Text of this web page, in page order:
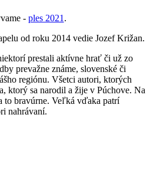
- ples 2021 .
od roku 2014 vedie Jozef Križan.
prestali aktívne hrať či už zo
prevažne známe, slovenské či
regiónu. Všetci autori, ktorých
ktorý sa narodil a žije v Púchove. Na
to bravúrne. Veľká vďaka patrí
nahrávaní.